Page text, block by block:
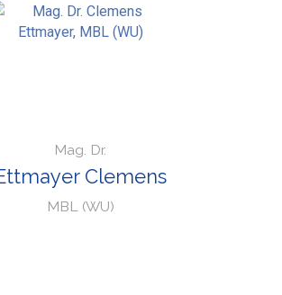
Mag. Dr.
Clemens
MBL (WU)